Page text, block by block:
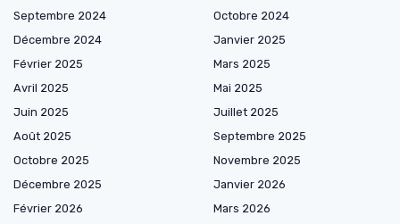
Septembre 2024
Octobre 2024
Décembre 2024
Janvier 2025
Février 2025
Mars 2025
Avril 2025
Mai 2025
Juin 2025
Juillet 2025
Août 2025
Septembre 2025
Octobre 2025
Novembre 2025
Décembre 2025
Janvier 2026
Février 2026
Mars 2026